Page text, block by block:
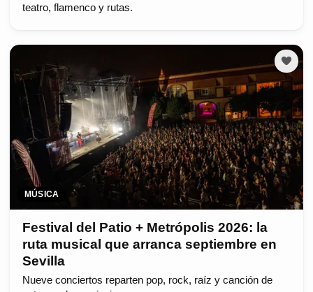
teatro, flamenco y rutas.
MÚSICA
Festival del Patio + Metrópolis 2026: la
ruta musical que arranca septiembre en
Sevilla
Nueve conciertos reparten pop, rock, raíz y canción de